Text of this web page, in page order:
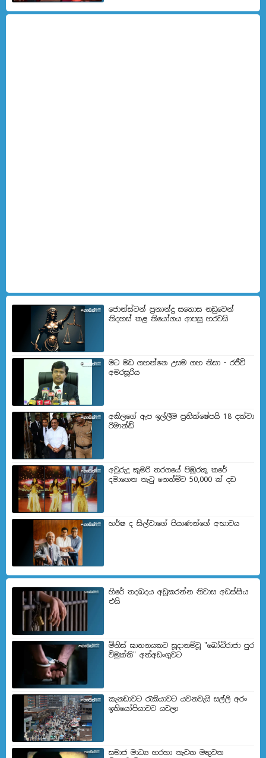
ජොන්ස්ටන් ප්‍රනාන්දු සතොස නඩුවෙන්
නිදහස් කළ නියෝගය ආපසු හරවයි
මට මඩ ගහන්නෙ උසම ගහ නිසා - රජීව්
අමරසූරිය
අකිලගේ ඇප ඉල්ලීම ප්‍රතික්ෂේපයි 18 දක්වා
රිමාන්ඩ්
අවුරුදු කුමරි තරගයේ පිඹුරකු කරේ
දමාගෙන නැටු නෙත්මිට 50,000 ක් දඩ
හර්ෂ ද සිල්වාගේ පියාණන්ගේ අභාවය
හිරේ තදබදය අඩුකරන්න නිවාස අඩස්සිය
එයි
මිනිස් ඝාතනයකට සූදානම්වූ "බෝධිරාජා පුර
විමුක්ති" අත්අඩංගුවට
කැනඩාවට රැකියාවට යවනවැයි සල්ලි අරං
ඉතියෝපියාවට යවලා
සමාජ මාධ්‍ය හරහා නැවත මතුවන